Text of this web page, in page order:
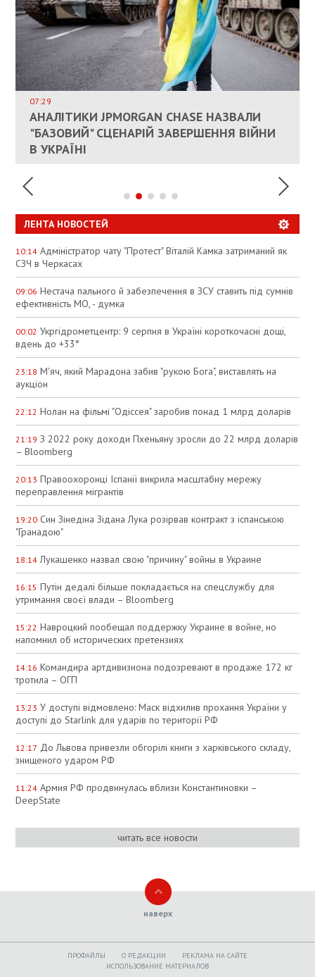
КАНДИДАТ В ПРЕМЬЕРЫ ПОЛЬШИ ПРИЗВАЛ
ЕС ПРЕКРАТИТЬ ВОЕННУЮ ПОМОЩЬ
УКРАИНЕ
07:29
АНАЛІТИКИ JPMORGAN CHASE НАЗВАЛИ
"БАЗОВИЙ" СЦЕНАРІЙ ЗАВЕРШЕННЯ ВІЙНИ
В УКРАЇНІ
ВЛАСНИКАМ ЗРУЙНОВАНОГО ЖИТЛА
ДОЗВОЛИЛИ НЕ ПЛАТИТИ ЗА КОМУНАЛКУ
ИНТЕГРАЦИЯ УКРАИНЫ В НАТО ВРЯД ЛИ
СОСТОИТСЯ В БЛИЖАЙШЕЕ ВРЕМЯ, –
РЮТТЕ
ПАЛИВНИЙ РИНОК РОЗІГРІЛИ ШТУЧНО:
АНАЛІТИКИ ЗВИНУВАТИЛИ АЗС У
СПЕКУЛЯЦІЇ
ЛЕНТА НОВОСТЕЙ
10:14 Адміністратор чату "Протест" Віталій Камка затриманий як
СЗЧ в Черкасах
09:06 Нестача пального й забезпечення в ЗСУ ставить під сумнів
ефективність МО, - думка
00:02 Укргідрометцентр: 9 серпня в Україні короткочасні дощі,
вдень до +33°
23:18 М'яч, який Марадона забив "рукою Бога", виставлять на
аукціон
22:12 Нолан на фільмі "Одіссея" заробив понад 1 млрд доларів
21:19 З 2022 року доходи Пхеньяну зросли до 22 млрд доларів
– Bloomberg
20:13 Правоохоронці Іспанії викрила масштабну мережу
переправлення мігрантів
19:20 Син Зінедіна Зідана Лука розірвав контракт з іспанською
"Гранадою"
18:14 Лукашенко назвал свою "причину" войны в Украине
16:15 Путін дедалі більше покладається на спецслужбу для
утримання своєї влади – Bloomberg
15:22 Навроцкий пообещал поддержку Украине в войне, но
напомнил об исторических претензиях
14:16 Командира артдивизиона подозревают в продаже 172 кг
тротила – ОГП
13:23 У доступі відмовлено: Маск відхилив прохання України у
доступі до Starlink для ударів по території РФ
12:17 До Львова привезли обгорілі книги з харківського складу,
знищеного ударом РФ
11:24 Армия РФ продвинулась вблизи Константиновки –
DeepState
читать все новости
наверх
ПРОФАЙЛЫ O РЕДАКЦИИ
РЕКЛАМА НА САЙТЕ
ИСПОЛЬЗОВАНИЕ МАТЕРИАЛОВ